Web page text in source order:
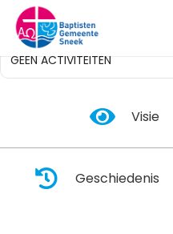
AUGUSTUS, 2026
GEEN ACTIVITEITEN
Visie
Geschiedenis